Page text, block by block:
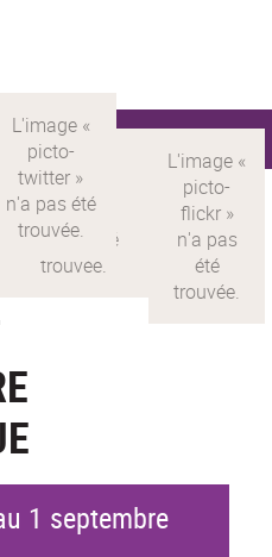
française
Présentation
1 septembre